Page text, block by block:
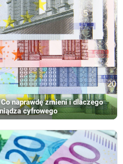
naprawdę zmieni i dlaczego
cyfrowego